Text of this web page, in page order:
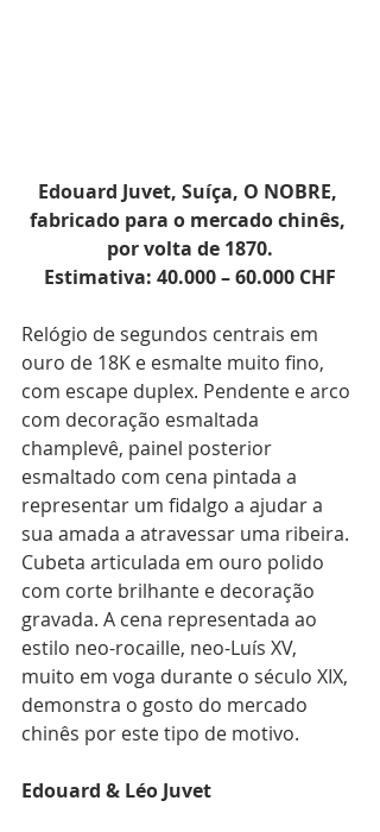
Edouard Juvet, Suíça, O NOBRE,
fabricado para o mercado chinês,
por volta de 1870.
Estimativa: 40.000 – 60.000 CHF
Relógio de segundos centrais em
ouro de 18K e esmalte muito fino,
com escape duplex. Pendente e arco
com decoração esmaltada
champlevê, painel posterior
esmaltado com cena pintada a
representar um fidalgo a ajudar a
sua amada a atravessar uma ribeira.
Cubeta articulada em ouro polido
com corte brilhante e decoração
gravada. A cena representada ao
estilo neo-rocaille, neo-Luís XV,
muito em voga durante o século XIX,
demonstra o gosto do mercado
chinês por este tipo de motivo.
Edouard & Léo Juvet